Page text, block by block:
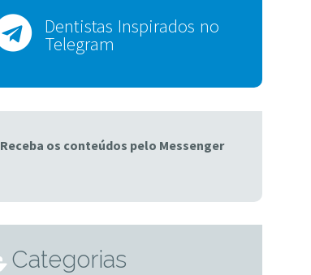
Dentistas Inspirados no
Telegram
Receba os conteúdos pelo Messenger
Categorias